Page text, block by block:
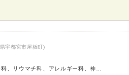
宇都宮市屋板町)